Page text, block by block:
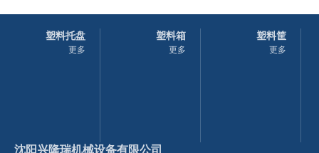
塑料托盘
更多
塑料箱
更多
塑料筐
更多
沈阳兴隆瑞机械设备有限公司